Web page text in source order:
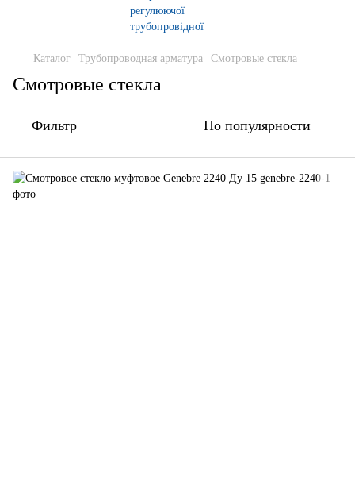
Каталог Трубопроводная арматура Смотровые стекла
Смотровые стекла
Фильтр По популярности